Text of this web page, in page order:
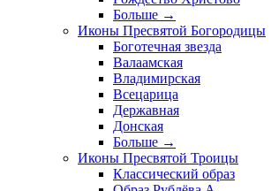
Больше →
Иконы Пресвятой Богородицы
Боготечная звезда
Валаамская
Владимирская
Всецарица
Державная
Донская
Больше →
Иконы Пресвятой Троицы
Классический образ